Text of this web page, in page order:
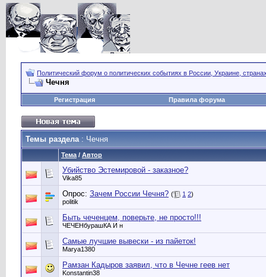
Политический форум о политических событиях в России, Украине,
Чечня
Регистрация Правила форума
Темы раздела: Чечня
Тема / Автор
Убийство Эстемировой - заказное?
Vika85
Опрос: Зачем России Чечня? ( 1 2)
politik
Быть чеченцем, поверьте, не просто!!!
ЧЕЧЕНбурашКА И н
Самые лучшие вывески - из пайеток!
Marya1380
Рамзан Кадыров заявил, что в Чечне геев нет
Konstantin38